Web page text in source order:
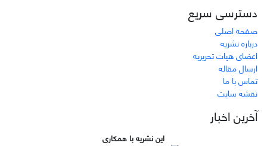
دسترسی سریع
صفحه اصلی
درباره نشریه
اعضای هیات تحریریه
ارسال مقاله
تماس با ما
نقشه سایت
آخرین اخبار
این نشریه با همکاری